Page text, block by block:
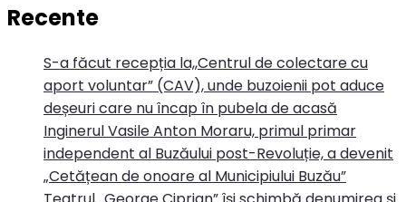
Recente
S-a făcut recepția la,,Centrul de colectare cu
aport voluntar” (CAV), unde buzoienii pot aduce
deșeuri care nu încap în pubela de acasă
Inginerul Vasile Anton Moraru, primul primar
independent al Buzăului post-Revoluție, a devenit
„Cetățean de onoare al Municipiului Buzău”